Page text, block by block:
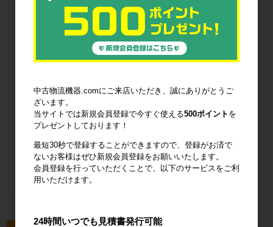
イヤ
オフィス用
品・衛生用品
中古物流機器.comにご来店いただき、誠にありがとうご
ざいます。
当サイトでは新規会員登録で今すぐ使える500ポイント を
プレゼントしております！
最短30秒で登録することができますので、登録がお済で
ないお客様はぜひ新規会員登録をお願いいたします。
会員登録を行っていただくことで、以下のサービスをご利
用いただけます。
24時間いつでも見積書発行可能